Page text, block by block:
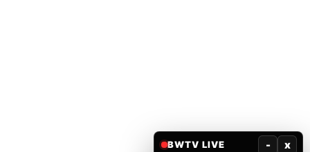
BWTV LIVE - x